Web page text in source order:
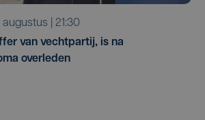
augustus | 21:30
van vechtpartij, is na
overleden